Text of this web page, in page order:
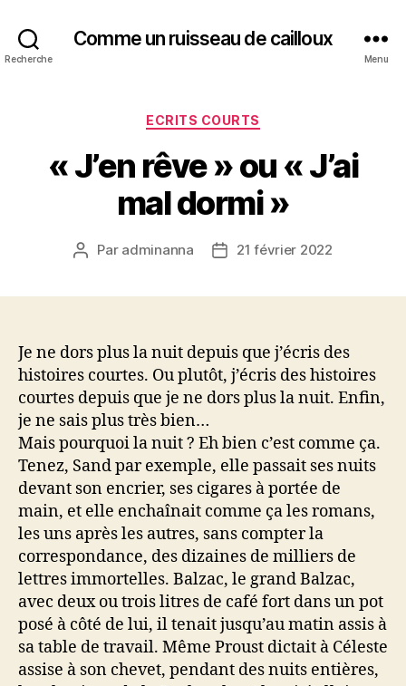
Recherche
Comme un ruisseau de cailloux
Menu
Catégories
ECRITS COURTS
« J’en rêve » ou « J’ai
mal dormi »
Auteur
Par adminanna
Date21 février 2022
Je ne dors plus la nuit depuis que j’écris des
histoires courtes. Ou plutôt, j’écris des histoires
courtes depuis que je ne dors plus la nuit. Enfin,
je ne sais plus très bien…
Mais pourquoi la nuit ? Eh bien c’est comme ça.
Tenez, Sand par exemple, elle passait ses nuits
devant son encrier, ses cigares à portée de
main, et elle enchaînait comme ça les romans,
les uns après les autres, sans compter la
correspondance, des dizaines de milliers de
lettres immortelles. Balzac, le grand Balzac,
avec deux ou trois litres de café fort dans un pot
posé à côté de lui, il tenait jusqu’au matin assis à
sa table de travail. Même Proust dictait à Céleste
assise à son chevet, pendant des nuits entières,